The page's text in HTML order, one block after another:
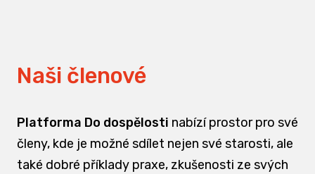
Naši členové
Platforma Do dospělosti nabízí prostor pro své
členy, kde je možné sdílet nejen své starosti, ale
také dobré příklady praxe, zkušenosti ze svých